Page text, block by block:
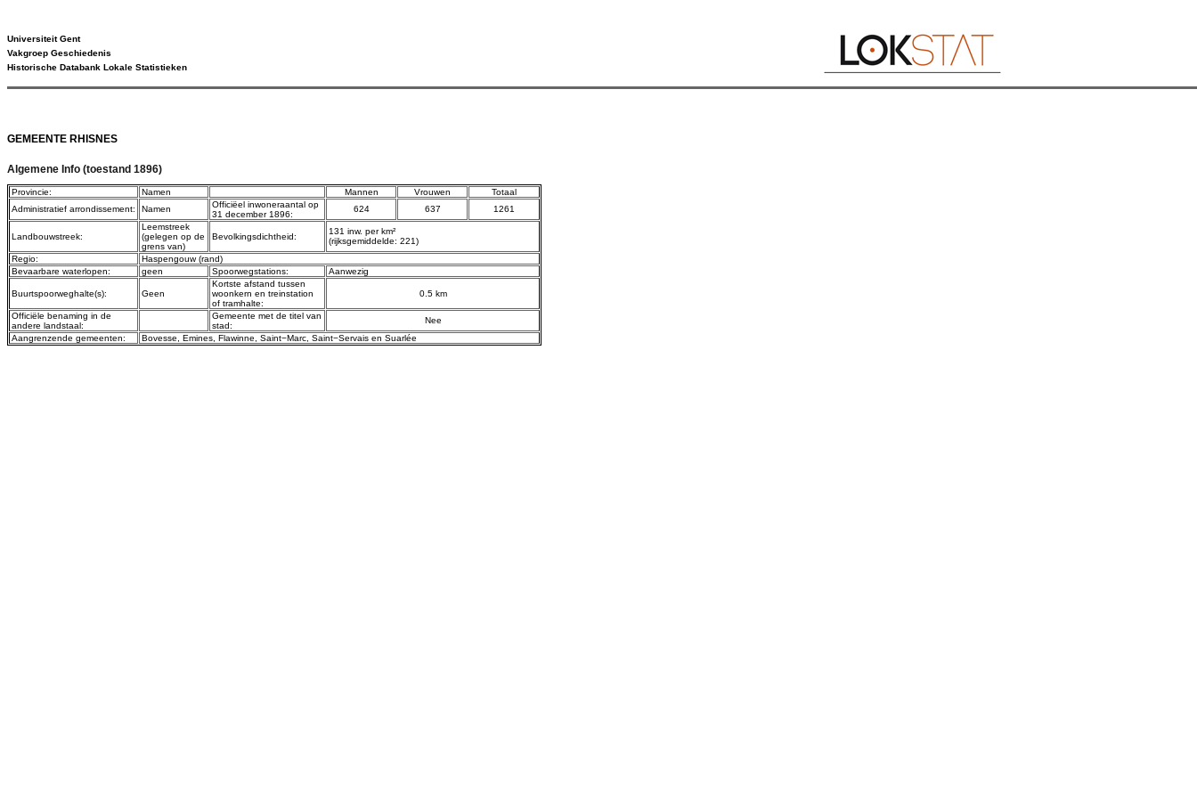
Universiteit Gent
Vakgroep Geschiedenis
Historische Databank Lokale Statistieken
GEMEENTE RHISNES
Algemene Info (toestand 1896)
Provincie: Namen Mannen Vrouwen
Totaal
Administratief arrondissement:
Namen
Officiëel inwoneraantal op
31 december 1896:
624 637 1261
Landbouwstreek:
Leemstreek
(gelegen op de
grens van)
Bevolkingsdichtheid:
131 inw. per km²
(rijksgemiddelde: 221)
Regio:
Haspengouw (rand)
Bevaarbare waterlopen:
geen Spoorwegstations: Aanwezig
Buurtspoorweghalte(s): Geen
Kortste afstand tussen
woonkern en treinstation
of tramhalte:
0.5 km
Officiële benaming in de
andere landstaal:
Gemeente met de titel van
stad:
Nee
Aangrenzende gemeenten:
Bovesse Emines Flawinne Saint−Marc Saint−Servais en Suarlée